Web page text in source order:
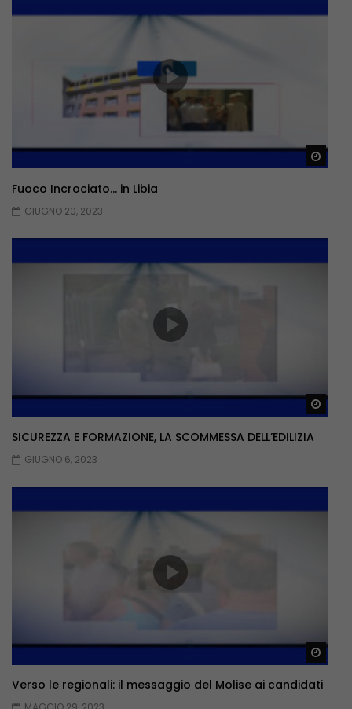
Fuoco Incrociato… in Libia
GIUGNO 20, 2023
SICUREZZA E FORMAZIONE, LA SCOMMESSA DELL’EDILIZIA
GIUGNO 6, 2023
Verso le regionali: il messaggio del Molise ai candidati